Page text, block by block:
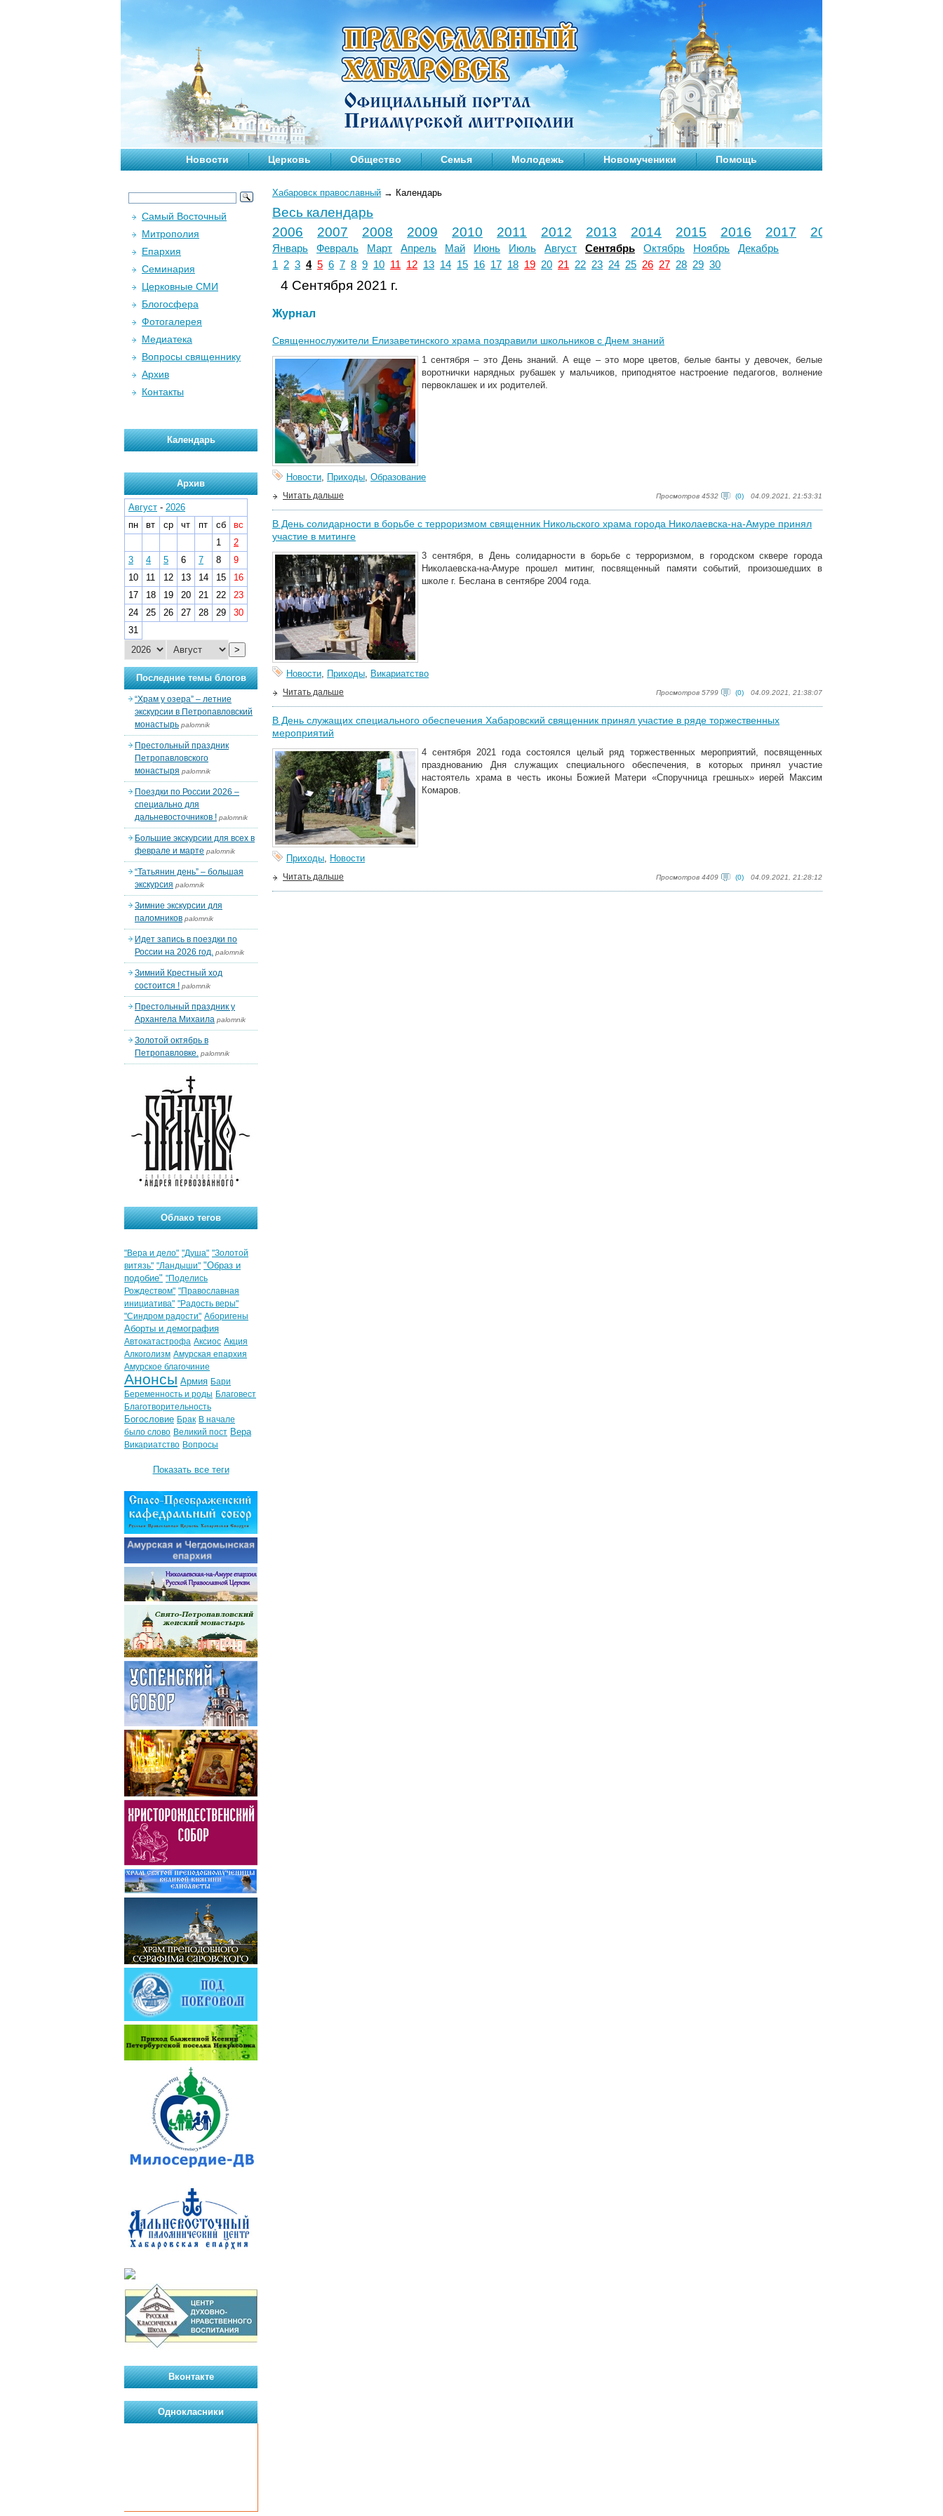
Новости Церковь Общество Семья Молодежь Новомученики Помощь
Хабаровск православный → Календарь
Весь календарь
2006
2007 2008 2009 2010 2011 2012 2013 2014 2015 2016 2017 2018
Январь Февраль Март Апрель Май Июнь Июль Август Сентябрь Октябрь Ноябрь
Декабрь
1
2 3 4 5 6 7 8 9 10 11 12 13 14 15 16 17 18 19 20 21 22 23 24 25 26 27 28 29 30
4 Сентября 2021 г.
Журнал
Священнослужители Елизаветинского храма поздравили школьников с Днем знаний
1 сентября – это День знаний. А еще – это море цветов, белые банты у девочек, белые
воротнички нарядных рубашек у мальчиков, приподнятое настроение педагогов, волнение
первоклашек и их родителей.
Новости, Приходы, Образование
Просмотров 4532 (0) 04.09.2021, 21:53:31
Читать дальше
В День солидарности в борьбе с терроризмом священник Никольского храма города Николаевска-на-Амуре принял
участие в митинге
3 сентября, в День солидарности в борьбе с терроризмом, в городском сквере города
Николаевска-на-Амуре прошел митинг, посвященный памяти событий, произошедших в
школе г. Беслана в сентябре 2004 года.
Новости, Приходы, Викариатство
Просмотров 5799 (0) 04.09.2021, 21:38:07
Читать дальше
В День служащих специального обеспечения Хабаровский священник принял участие в ряде торжественных
мероприятий
4 сентября 2021 года состоялся целый ряд торжественных мероприятий, посвященных
празднованию Дня служащих специального обеспечения, в которых принял участие
настоятель храма в честь иконы Божией Матери «Споручница грешных» иерей Максим
Комаров.
Приходы, Новости
Просмотров 4409 (0) 04.09.2021, 21:28:12
Читать дальше
Самый Восточный
Митрополия
Епархия
Семинария
Церковные СМИ
Блогосфера
Фотогалерея
Медиатека
Вопросы священнику
Архив
Контакты
Календарь
Архив
Август - 2026
пн
вт ср чт пт сб
вс
1
2
3
4 5 6 7 8
9
10
11 12 13 14 15
16
17
18 19 20 21 22
23
24
25 26 27 28 29
30
31
>
Последние темы блогов
“Храм у озера” – летние
экскурсии в Петропавловский
монастырь palomnik
Престольный праздник
Петропавловского
монастыря palomnik
Поездки по России 2026 –
специально для
дальневосточников ! palomnik
Большие экскурсии для всех в
феврале и марте palomnik
“Татьянин день” – большая
экскурсия palomnik
Зимние экскурсии для
паломников palomnik
Идет запись в поездки по
России на 2026 год. palomnik
Зимний Крестный ход
состоится ! palomnik
Престольный праздник у
Архангела Михаила palomnik
Золотой октябрь в
Петропавловке. palomnik
Облако тегов
"Вера и дело" "Душа" "Золотой
витязь" "Ландыши" "Образ и
подобие" "Поделись
Рождеством" "Православная
инициатива" "Радость веры"
"Синдром радости" Аборигены
Аборты и демография
Автокатастрофа Аксиос Акция
Алкоголизм Амурская епархия
Амурское благочиние
Анонсы Армия Бари
Беременность и роды Благовест
Благотворительность
Богословие Брак В начале
было слово Великий пост Вера
Викариатство Вопросы
Показать все теги
Вконтакте
Однокласники